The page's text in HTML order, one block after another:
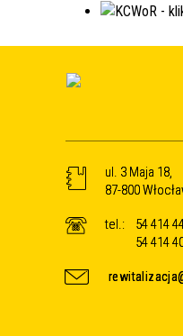
ul. 3 Maja 18,
87-800
tel.:
54 414
54 414